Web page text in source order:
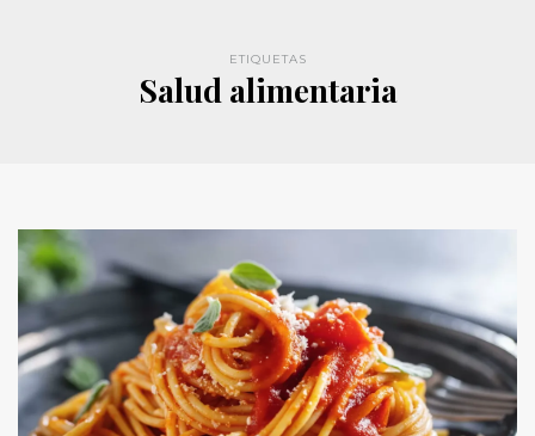
ETIQUETAS
Salud alimentaria